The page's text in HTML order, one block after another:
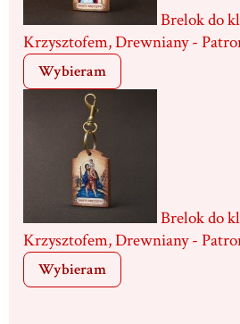
Brelok do
Krzysztofem, Drewniany -
Wybieram
Brelok do
Krzysztofem, Drewniany -
Wybieram